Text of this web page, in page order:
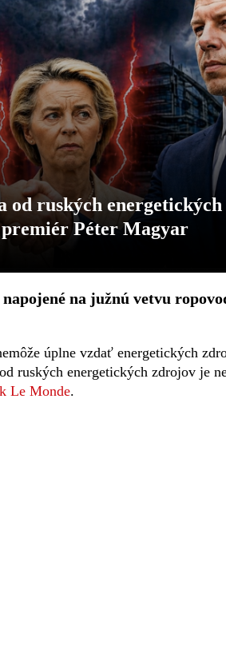
ruských
Péter Magyar
na južnú vetvu
úplne vzdať energetických
ruských energetických zdrojov je
Le Monde.